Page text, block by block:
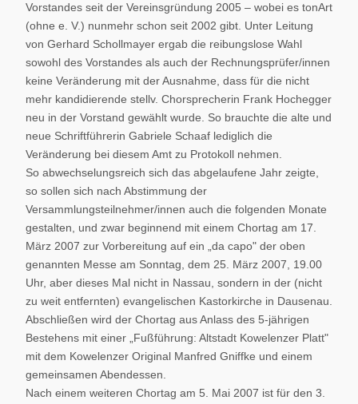
Vorstandes seit der Vereinsgründung 2005 – wobei es tonArt
(ohne e. V.) nunmehr schon seit 2002 gibt. Unter Leitung
von Gerhard Schollmayer ergab die reibungslose Wahl
sowohl des Vorstandes als auch der Rechnungsprüfer/innen
keine Veränderung mit der Ausnahme, dass für die nicht
mehr kandidierende stellv. Chorsprecherin Frank Hochegger
neu in der Vorstand gewählt wurde. So brauchte die alte und
neue Schriftführerin Gabriele Schaaf lediglich die
Veränderung bei diesem Amt zu Protokoll nehmen.
So abwechselungsreich sich das abgelaufene Jahr zeigte,
so sollen sich nach Abstimmung der
Versammlungsteilnehmer/innen auch die folgenden Monate
gestalten, und zwar beginnend mit einem Chortag am 17.
März 2007 zur Vorbereitung auf ein „da capo" der oben
genannten Messe am Sonntag, dem 25. März 2007, 19.00
Uhr, aber dieses Mal nicht in Nassau, sondern in der (nicht
zu weit entfernten) evangelischen Kastorkirche in Dausenau.
Abschließen wird der Chortag aus Anlass des 5-jährigen
Bestehens mit einer „Fußführung: Altstadt Kowelenzer Platt"
mit dem Kowelenzer Original Manfred Gniffke und einem
gemeinsamen Abendessen.
Nach einem weiteren Chortag am 5. Mai 2007 ist für den 3.